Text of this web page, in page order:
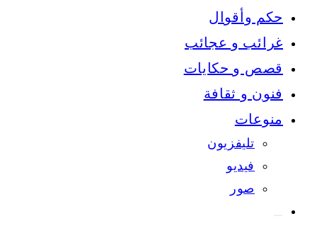
حكم وأقوال
غرائب و عجائب
قصص و حكايات
فنون و ثقافة
منوعات
تليفزيون
فيديو
صور